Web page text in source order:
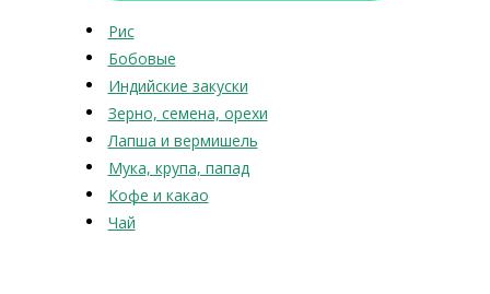
Рис
Бобовые
Индийские закуски
Зерно, семена, орехи
Лапша и вермишель
Мука, крупа, папад
Кофе и какао
Чай